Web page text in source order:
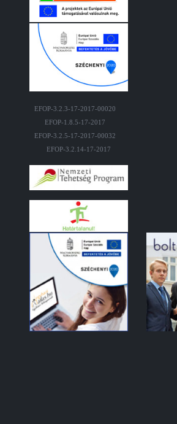
EFOP-3.2.3-17-2017-00020
EFOP-1.8.5-17-2017
EFOP-3.2.5-17-2017-00032
EFOP-3.2.14-17-2017